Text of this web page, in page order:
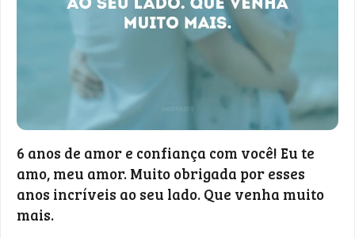
6 anos de amor e confiança com você! Eu te
amo, meu amor. Muito obrigada por esses
anos incríveis ao seu lado. Que venha muito
mais.